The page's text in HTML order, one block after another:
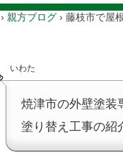
› 親方ブログ › 藤枝市で屋
いわた
焼津市の外壁塗装
塗り替え工事の紹